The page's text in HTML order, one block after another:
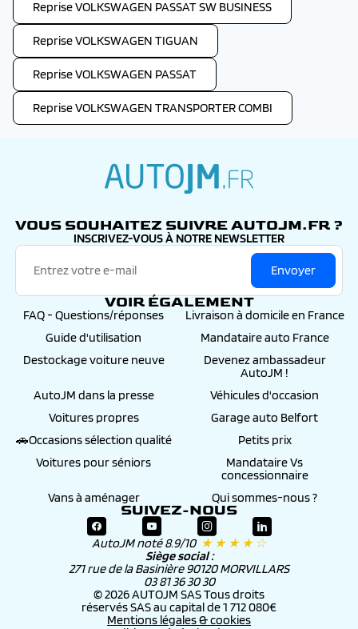
Reprise VOLKSWAGEN PASSAT SW BUSINESS
Reprise VOLKSWAGEN TIGUAN
Reprise VOLKSWAGEN PASSAT
Reprise VOLKSWAGEN TRANSPORTER COMBI
VOUS SOUHAITEZ SUIVRE AUTOJM.FR ?
INSCRIVEZ-VOUS À NOTRE NEWSLETTER
Envoyer
VOIR ÉGALEMENT
FAQ - Questions/réponses
Livraison à domicile en France
Guide d'utilisation
Mandataire auto France
Destockage voiture neuve
Devenez ambassadeur
AutoJM !
AutoJM dans la presse
Véhicules d'occasion
Voitures propres
Garage auto Belfort
🚗Occasions sélection qualité
Petits prix
Voitures pour séniors
Mandataire Vs
concessionnaire
Vans à aménager
Qui sommes-nous ?
SUIVEZ-NOUS
AutoJM noté 8.9/10 ★ ★ ★ ★ ☆
Siège social :
271 rue de la Basinière 90120 MORVILLARS
03 81 36 30 30
© 2026 AUTOJM SAS Tous droits
réservés SAS au capital de 1 712 080€
Mentions légales & cookies